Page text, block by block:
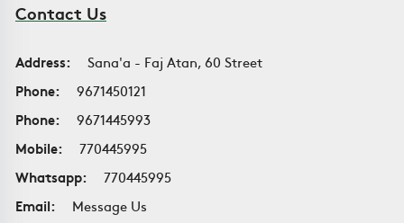
Contact Us
Address:
Sana'a - Faj Atan, 60 Street
Phone:
9671450121
Phone:
9671445993
Mobile:
770445995
Whatsapp:
770445995
Email:
Message Us